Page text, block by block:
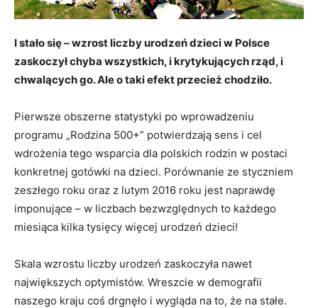
I stało się – wzrost liczby urodzeń dzieci w Polsce
zaskoczył chyba wszystkich, i krytykujących rząd, i
chwalących go. Ale o taki efekt przecież chodziło.
Pierwsze obszerne statystyki po wprowadzeniu
programu „Rodzina 500+” potwierdzają sens i cel
wdrożenia tego wsparcia dla polskich rodzin w postaci
konkretnej gotówki na dzieci. Porównanie ze styczniem
zeszłego roku oraz z lutym 2016 roku jest naprawdę
imponujące – w liczbach bezwzględnych to każdego
miesiąca kilka tysięcy więcej urodzeń dzieci!
Skala wzrostu liczby urodzeń zaskoczyła nawet
największych optymistów. Wreszcie w demografii
naszego kraju coś drgnęło i wygląda na to, że na stałe.